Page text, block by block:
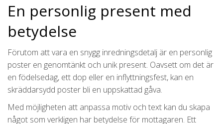
En personlig present med
betydelse
Förutom att vara en snygg inredningsdetalj är en personlig
poster en genomtänkt och unik present. Oavsett om det är
en födelsedag, ett dop eller en inflyttningsfest, kan en
skräddarsydd poster bli en uppskattad gåva.
Med möjligheten att anpassa motiv och text kan du skapa
något som verkligen har betydelse för mottagaren. Ett